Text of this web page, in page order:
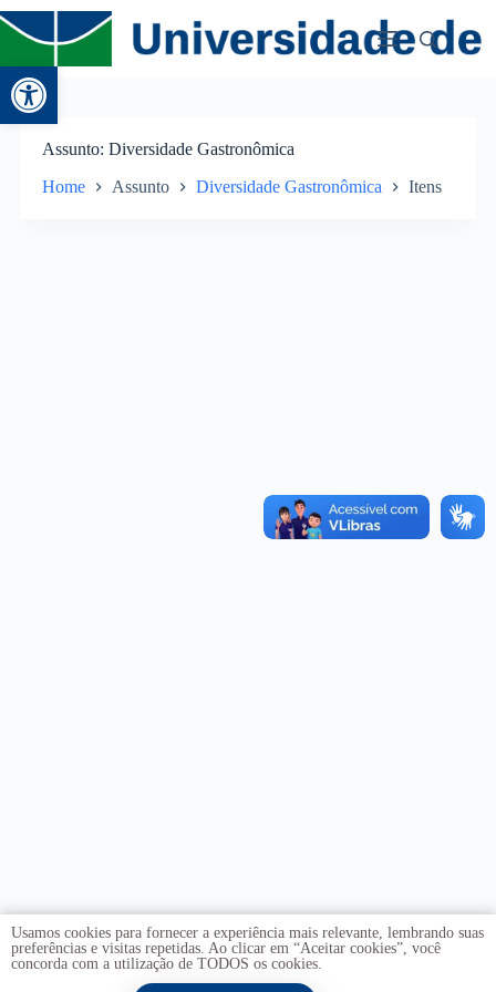
Abrir a barra de ferramentas
Assunto Diversidade Gastronômica
Home Assunto Diversidade Gastronômica Itens
Usamos cookies para fornecer a experiência mais relevante, lembrando suas
preferências e visitas repetidas. Ao clicar em “Aceitar cookies”, você
concorda com a utilização de TODOS os cookies.